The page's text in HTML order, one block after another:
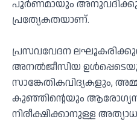
പൂർണമായും
പ്രത്യേകതയാണ്.
പ്രസവവേദന
അനൽജീസിയ
സാങ്കേതികവിദ്യകളും,
കുഞ്ഞിന്റെയും
നിരീക്ഷിക്കാനുള്ള